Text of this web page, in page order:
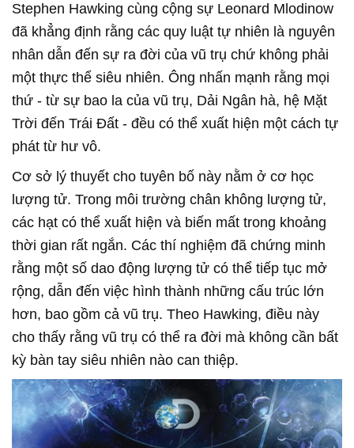
Stephen Hawking cùng cộng sự Leonard Mlodinow
đã khẳng định rằng các quy luật tự nhiên là nguyên
nhân dẫn đến sự ra đời của vũ trụ chứ không phải
một thực thể siêu nhiên. Ông nhấn mạnh rằng mọi
thứ - từ sự bao la của vũ trụ, Dải Ngân hà, hệ Mặt
Trời đến Trái Đất - đều có thể xuất hiện một cách tự
phát từ hư vô.
Cơ sở lý thuyết cho tuyên bố này nằm ở cơ học
lượng tử. Trong môi trường chân không lượng tử,
các hạt có thể xuất hiện và biến mất trong khoảng
thời gian rất ngắn. Các thí nghiệm đã chứng minh
rằng một số dao động lượng tử có thể tiếp tục mở
rộng, dẫn đến việc hình thành những cấu trúc lớn
hơn, bao gồm cả vũ trụ. Theo Hawking, điều này
cho thấy rằng vũ trụ có thể ra đời mà không cần bất
kỳ bàn tay siêu nhiên nào can thiệp.